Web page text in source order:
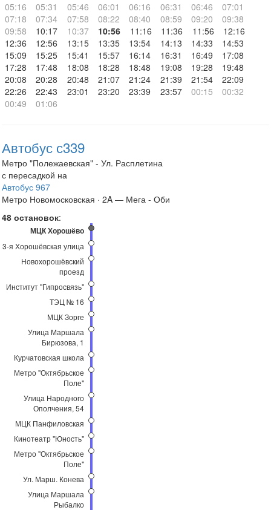
05:16
05:31 05:46 06:01 06:16 06:31 06:46
07:01
07:18
07:34 07:58 08:22 08:40 08:59 09:20
09:38
09:58
10:17 10:37 10:56 11:16 11:36 11:56
12:16
12:36
12:56 13:15 13:35 13:54 14:13 14:33
14:53
15:09
15:25 15:41 15:57 16:14 16:31 16:49
17:08
17:28
17:48 18:08 18:28 18:48 19:08 19:28
19:48
20:08
20:28 20:48 21:07 21:24 21:39 21:54
22:09
22:26
22:43 23:01 23:20 23:39 23:57 00:15
00:32
00:49
01:06
Автобус с339
Метро "Полежаевская" - Ул. Расплетина
с пересадкой на
Автобус 967
Метро Новомосковская · 2A — Мега - Оби
48 остановок:
МЦК Хорошёво
3-я Хорошёвская улица
Новохорошёвский
проезд
Институт "Гипросвязь"
ТЭЦ № 16
МЦК Зорге
Улица Маршала
Бирюзова, 1
Курчатовская школа
Метро "Октябрьское
Поле"
Улица Народного
Ополчения, 54
МЦК Панфиловская
Кинотеатр "Юность"
Метро "Октябрьское
Поле"
Ул. Марш. Конева
Улица Маршала
Рыбалко